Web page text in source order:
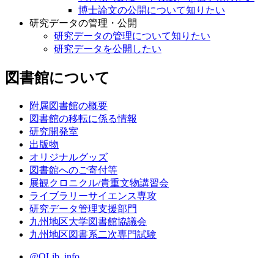
博士論文の公開について知りたい
研究データの管理・公開
研究データの管理について知りたい
研究データを公開したい
図書館について
附属図書館の概要
図書館の移転に係る情報
研究開発室
出版物
オリジナルグッズ
図書館へのご寄付等
展観クロニクル/貴重文物講習会
ライブラリーサイエンス専攻
研究データ管理支援部門
九州地区大学図書館協議会
九州地区図書系二次専門試験